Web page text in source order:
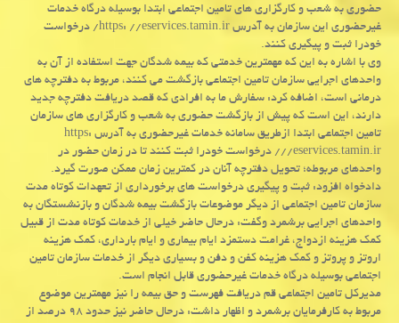
حضوری به شعب و كارگزاری های تامین اجتماعی ابتدا بوسیله درگاه خدمات
غیرحضوری این سازمان به آدرس https: //eservices.tamin.ir/ درخواست
خودرا ثبت و پیگیری كنند.
وی با اشاره به این كه مهمترین خدمتی كه بیمه شدگان جهت استفاده از آن به
واحدهای اجرایی سازمان تامین اجتماعی بازگشت می كنند، مربوط به دفترچه های
درمانی است، اضافه كرد: سفارش ما به افرادی كه قصد دریافت دفترچه جدید
دارند، این است كه پیش از بازگشت حضوری به شعب و كارگزاری های سازمان
تامین اجتماعی ابتدا ازطریق سامانه خدمات غیرحضوری به آدرس https:
//eservices.tamin.ir/ درخواست خودرا ثبت كنند تا در زمان حضور در
واحدهای مربوطه؛ تحویل دفترچه آنان در كمترین زمان ممكن صورت گیرد.
دادخواه افزود: ثبت و پیگیری درخواست های برخورداری از تعهدات كوتاه مدت
سازمان تامین اجتماعی از دیگر موضوعات بازگشت بیمه شدگان و بازنشستگان به
واحدهای اجرایی برشمرد وگفت: درحال حاضر خیلی از خدمات كوتاه مدت از قبیل
كمك هزینه ازدواج، غرامت دستمزد ایام بیماری و ایام بارداری، كمك هزینه
اروتز و پروتز و كمك هزینه كفن و دفن و بسیاری دیگر از خدمات سازمان تامین
اجتماعی بوسیله درگاه خدمات غیرحضوری قابل انجام است.
مدیركل تامین اجتماعی قم دریافت فهرست و حق بیمه را نیز مهمترین موضوع
مربوط به كارفرمایان برشمرد و اظهار داشت: درحال حاضر نیز حدود ۹۸ درصد از